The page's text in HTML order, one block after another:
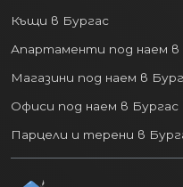
Къщи в Бургас
Апартаменти под наем в
Магазини под наем в
Офиси под наем в Бургас
Парцели и терени в